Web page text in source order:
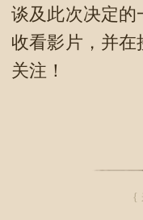
谈及此次决定的
收看影片，并在
关注！
{